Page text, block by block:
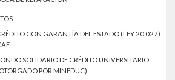
CON GARANTÍA DEL ESTADO (LEY 20.027)
SOLIDARIO DE CRÉDITO UNIVERSITARIO
POR MINEDUC)